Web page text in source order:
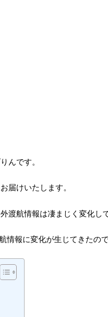
んです。
届けいたします。
渡航情報は凄まじく変化し
情報に変化が生じてきたの